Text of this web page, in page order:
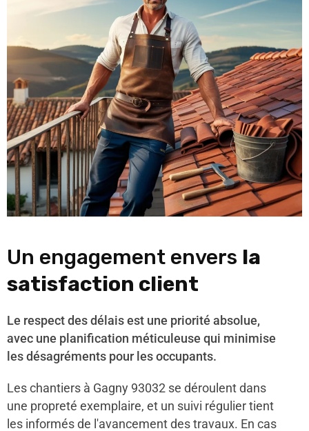
Un engagement envers la
satisfaction client
Le respect des délais est une priorité absolue,
avec une planification méticuleuse qui minimise
les désagréments pour les occupants.
Les chantiers à Gagny 93032 se déroulent dans
une propreté exemplaire, et un suivi régulier tient
les informés de l'avancement des travaux. En cas